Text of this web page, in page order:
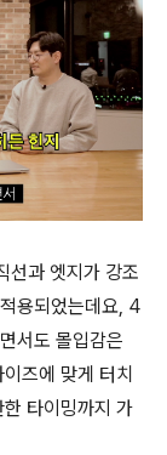
선과 엣지가 강조
용되었는데요, 4
서도 몰입감은
즈에 맞게 터치
타이밍까지 가